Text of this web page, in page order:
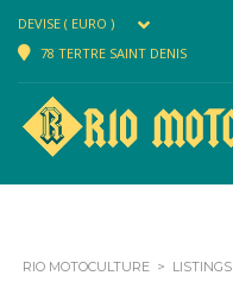
DEVISE ( EURO )
78 TERTRE SAINT DENIS
RIO MOTOCULTURE > LISTINGS